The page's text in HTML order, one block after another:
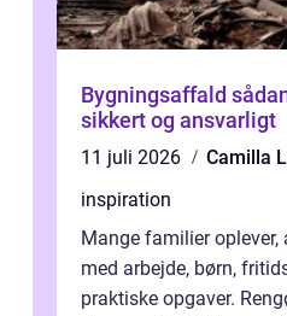
Bygningsaffald sådan håndterer du det
sikkert og ansvarligt
11 juli 2026
Camilla
inspiration
Mange familier
med arbejde, børn,
praktiske opgaver.